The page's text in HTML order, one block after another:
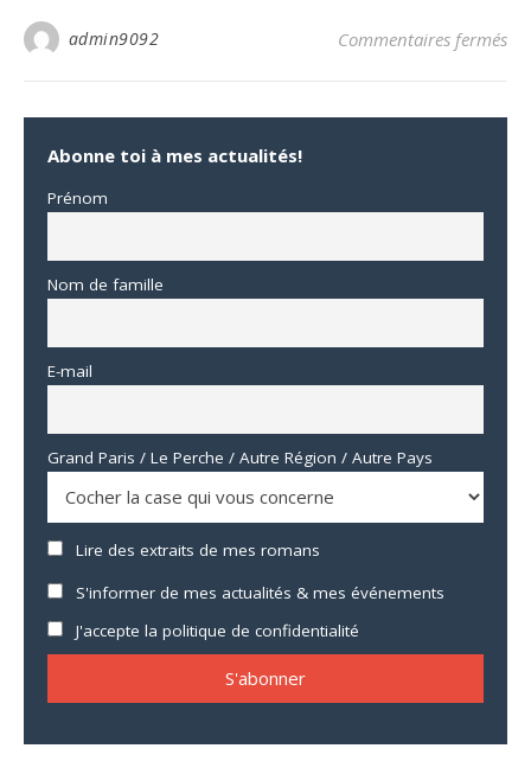
admin9092 Commentaires fermés
Abonne toi à mes actualités!
Prénom
Nom de famille
E-mail
Grand Paris / Le Perche / Autre Région / Autre Pays
Lire des extraits de mes romans
S'informer de mes actualités & mes événements
J'accepte la politique de confidentialité